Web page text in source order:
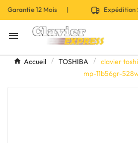
12 Mois |

Accueil TOSHIBA
clavier
mp-11b56gr-